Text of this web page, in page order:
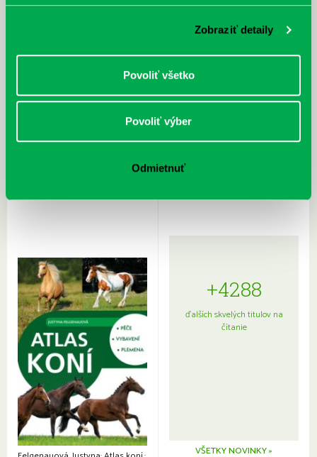
Zobraziť detaily
Povoliť všetko
Povoliť výber
Odmietnuť
Sprievodca po hviezdnej oblohe
kompletný sprievodca
japonskou kuchyňou a etiketou
+4288
ďalších skvelých titulov na
čítanie
VŠETKY NOVINKY »